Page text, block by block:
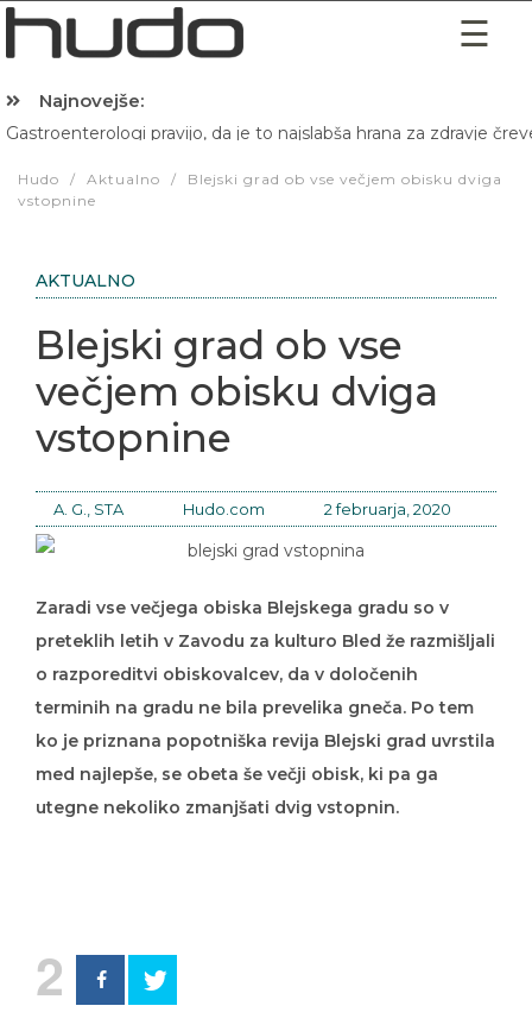
Najnovejše:
Gastroenterologi pravijo, da je to najslabša hrana za zdravje
Hudo / Aktualno /
Blejski grad ob vse večjem obisku dviga
vstopnine
AKTUALNO
Blejski grad ob vse
večjem obisku dviga
vstopnine
A. G., STA Hudo.com 2 februarja, 2020
Zaradi vse večjega obiska Blejskega gradu so v
preteklih letih v Zavodu za kulturo Bled že razmišljali
o razporeditvi obiskovalcev, da v določenih
terminih na gradu ne bila prevelika gneča. Po tem
ko je priznana popotniška revija Blejski grad uvrstila
med najlepše, se obeta še večji obisk, ki pa ga
utegne nekoliko zmanjšati dvig vstopnin.
2